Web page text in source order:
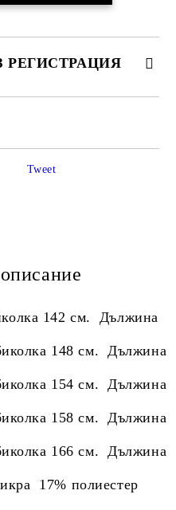
РЕГИСТРАЦИЯ
Tweet
142 см. Дължина
148 см. Дължина
154 см. Дължина
158 см. Дължина
166 см. Дължина
17% полиестер